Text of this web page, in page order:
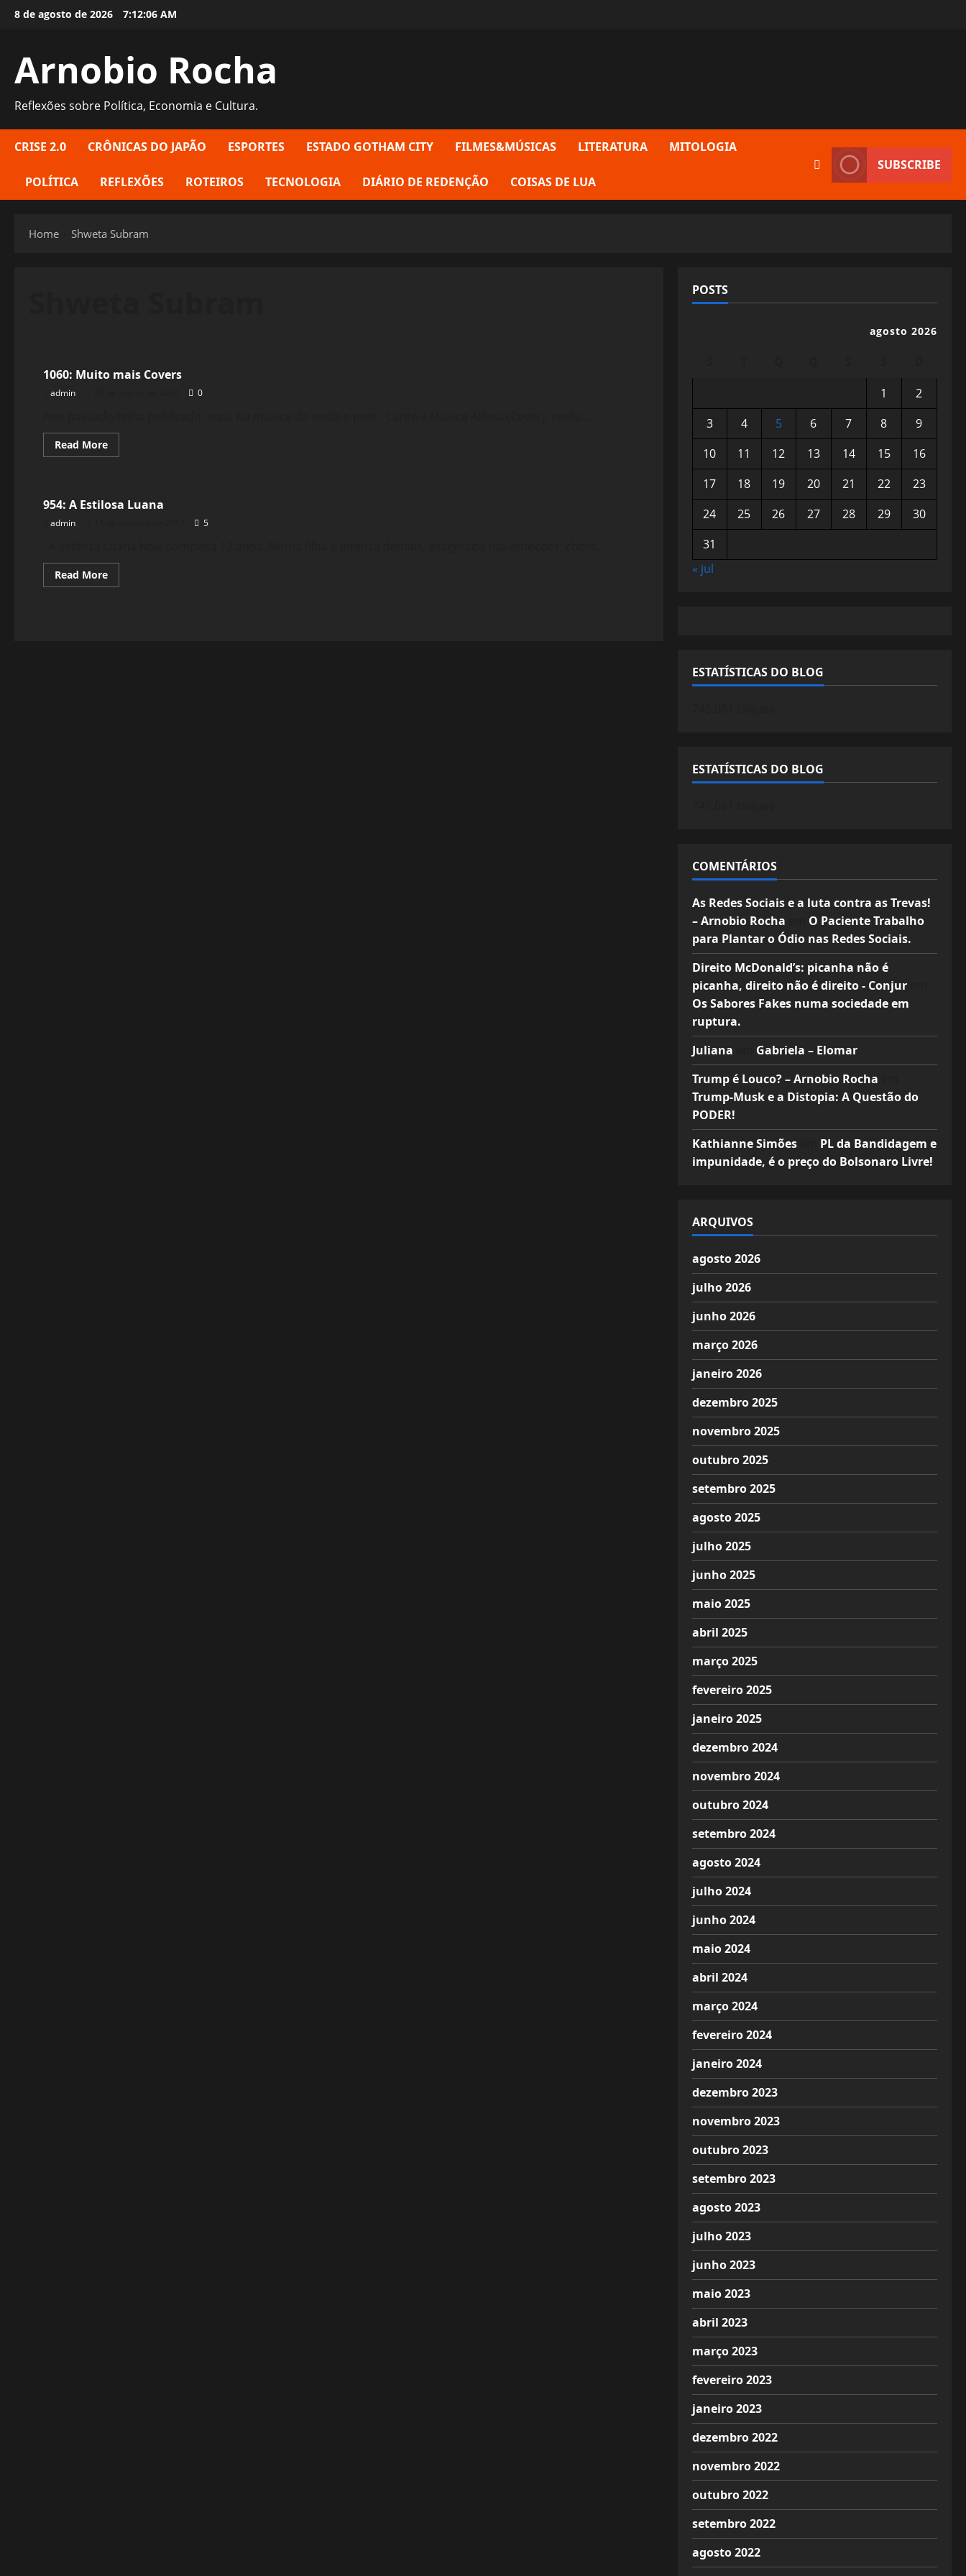
Skip8 de agosto de 2026 7:12:07 AM
Arnobio Rocha
Reflexões sobre Política, Economia e Cultura.
CRISE 2.0 CRÔNICAS DO JAPÃO ESPORTES ESTADO GOTHAM CITY FILMES&MÚSICAS LITERATURA MITOLOGIA
POLÍTICA REFLEXÕES ROTEIROS TECNOLOGIA DIÁRIO DE REDENÇÃO COISAS DE LUA
SUBSCRIBE
Home Shweta Subram
1060: Muito mais Covers
admin 0
Read MoreRead
more
Covers
954: A Estilosa Luana
admin 5
Read MoreRead
more
POSTS
agosto 2026
1
2
3
4 5 6 7 8
9
10
11 12 13 14 15
16
17
18 19 20 21 22
23
24
25 26 27 28 29
30
31
« jul
ESTATÍSTICAS DO BLOG
ESTATÍSTICAS DO BLOG
COMENTÁRIOS
As Redes Sociais e a luta contra as Trevas!
– Arnobio Rocha
O Paciente Trabalho
para Plantar o Ódio nas Redes Sociais.
Direito McDonald’s: picanha não é
picanha, direito não é direito - Conjurem
Os Sabores Fakes numa sociedade em
ruptura.
Juliana
Gabriela – Elomar
Trump é Louco? – Arnobio Rocha
Trump-Musk e a Distopia: A Questão do
PODER!
Kathianne Simõesem PL da Bandidagem e
impunidade, é o preço do Bolsonaro Livre!
ARQUIVOS
agosto 2026
julho 2026
junho 2026
março 2026
janeiro 2026
dezembro 2025
novembro 2025
outubro 2025
setembro 2025
agosto 2025
julho 2025
junho 2025
maio 2025
abril 2025
março 2025
fevereiro 2025
janeiro 2025
dezembro 2024
novembro 2024
outubro 2024
setembro 2024
agosto 2024
julho 2024
junho 2024
maio 2024
abril 2024
março 2024
fevereiro 2024
janeiro 2024
dezembro 2023
novembro 2023
outubro 2023
setembro 2023
agosto 2023
julho 2023
junho 2023
maio 2023
abril 2023
março 2023
fevereiro 2023
janeiro 2023
dezembro 2022
novembro 2022
outubro 2022
setembro 2022
agosto 2022